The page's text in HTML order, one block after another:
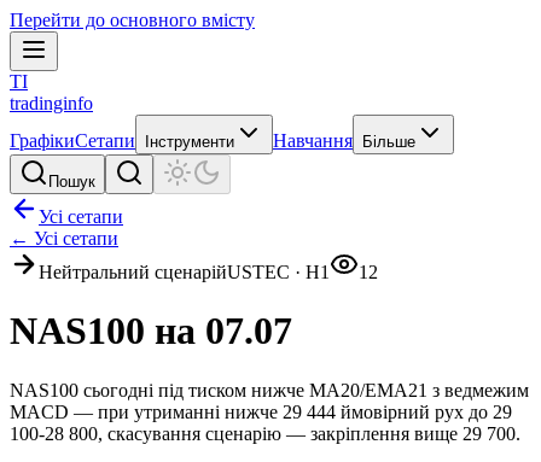
Перейти до основного вмісту
TI
tradinginfo
ГрафікиСетапи Інструменти Навчання Більше
Пошук
Усі сетапи
← Усі сетапи
Нейтральний сценарійUSTEC · H1 12
NAS100 на 07.07
NAS100 сьогодні під тиском нижче MA20/EMA21 з ведмежим
MACD — при утриманні нижче 29 444 ймовірний рух до 29
100-28 800, скасування сценарію — закріплення вище 29 700.